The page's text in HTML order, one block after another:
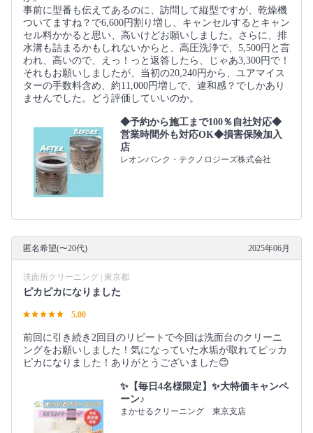
事前に型番も伝えてあるのに、訪問して縦型ですが、乾燥機
ついてますね？で6,600円割り増し、キャンセルするとキャン
セル料かかると思い、高いけどお願いしました。さらに、排
水溝も詰まるかもしれないからと、高圧洗浄で、5,500円と言
われ、高いので、えっ！っと返答したら、じゃあ3,300円で！
それもお願いしましたが、当初の20,240円から、ユアマイス
ターの手数料含め、約11,000円増しで、違和感？でしかあり
ませんでした。どう評価していいのか。
◆予約から施工まで100％自社対応◆
営業時間外も対応OK◆損害保険加入
店
レオンバンク・テクノロジーズ株式会社
匿名希望(〜20代) 2025年06月
洗面所クリーニング | 東京都
ピカピカになりました
5.00
前回に引き続き2回目のリピートで今回は洗面台のクリーニ
ングをお願いしました！気になっていた水垢が取れてピッカ
ピカになりました！ありがとうございました😊
✨【毎日4名様限定】✨大特価キャンペ
ーン♪
まかせるクリーニング 東京支店